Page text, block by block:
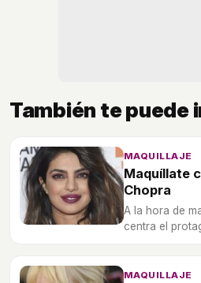
También te puede
MAQUILLAJE
Maquíllate
Chopra
A la hora de
centra el
MAQUILLAJE